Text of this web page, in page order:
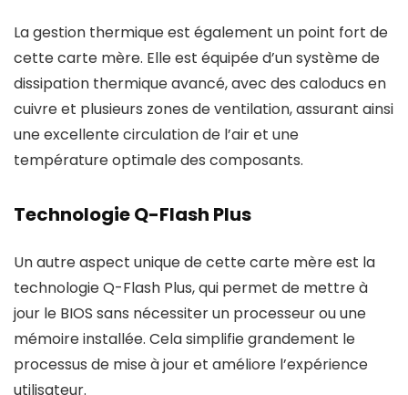
La gestion thermique est également un point fort de
cette carte mère. Elle est équipée d’un système de
dissipation thermique avancé, avec des caloducs en
cuivre et plusieurs zones de ventilation, assurant ainsi
une excellente circulation de l’air et une
température optimale des composants.
Technologie Q-Flash Plus
Un autre aspect unique de cette carte mère est la
technologie Q-Flash Plus, qui permet de mettre à
jour le BIOS sans nécessiter un processeur ou une
mémoire installée. Cela simplifie grandement le
processus de mise à jour et améliore l’expérience
utilisateur.